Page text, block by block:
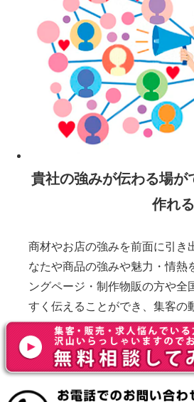
貴社の強みが伝わる場が
作れる
商材やお店の強みを前面に引き
なたや商品の強みや魅力・情熱
ングページ・制作物販の方や全
すく伝えることができ、集客の